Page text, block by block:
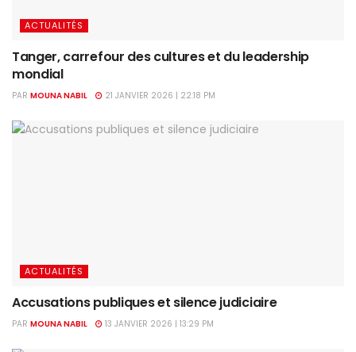
ACTUALITÉS
Tanger, carrefour des cultures et du leadership
mondial
PAR MOUNA NABIL 21 JANVIER 2026 | 22:18 PM
ACTUALITÉS
Accusations publiques et silence judiciaire
PAR MOUNA NABIL 13 JANVIER 2026 | 13:29 PM